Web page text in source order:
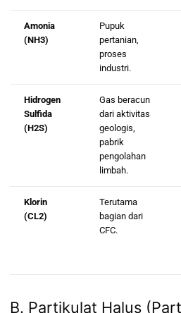
Amonia
(NH3)
Pupuk
pertanian,
proses
industri.
Hidrogen
Sulfida
(H2S)
Gas beracun
dari aktivitas
geologis,
pabrik
pengolahan
limbah.
Klorin
(CL2)
Terutama
bagian dari
CFC.
B. Partikulat Halus